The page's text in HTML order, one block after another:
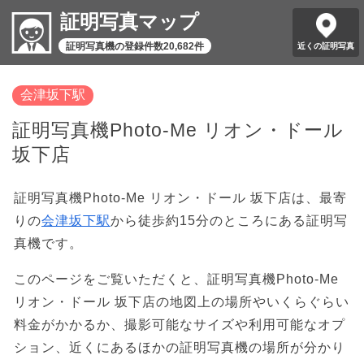
証明写真マップ
証明写真機の登録件数20,682件 近くの証明写真
会津坂下駅
証明写真機Photo-Me リオン・ドール
坂下店
証明写真機Photo-Me リオン・ドール 坂下店は、最寄
りの会津坂下駅から徒歩約15分のところにある証明写
真機です。
このページをご覧いただくと、証明写真機Photo-Me
リオン・ドール 坂下店の地図上の場所やいくらぐらい
料金がかかるか、撮影可能なサイズや利用可能なオプ
ション、近くにあるほかの証明写真機の場所が分かり